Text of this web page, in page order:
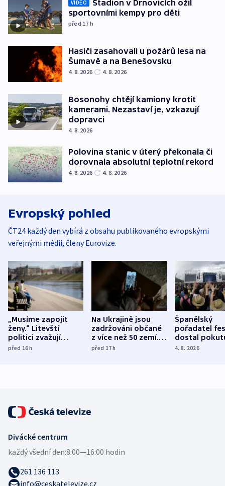
VIDEO
Stadion v Drnovicích ožil
sportovními kempy pro děti
před 17 h
Hasiči zasahovali u požárů lesa na
Šumavě a na Benešovsku
4. 8. 2026 4. 8. 2026
Bosonohy chtějí kamiony krotit
kamerami. Nezastaví je, vzkazují
dopravci
4. 8. 2026
Polovina stanic v úterý překonala či
dorovnala absolutní teplotní rekord
4. 8. 2026 4. 8. 2026
Evropský pohled
ČT24 každý den vybírá z obsahu publikovaného evropskými
veřejnými médii, členy Eurovize.
„Musíme zapojit
ženy.“ Litevští
politici zvažují
dohodu o
před 16h
Na Ukrajině jsou
zadržováni občané
z více než 50 zemí.
Bojovali na straně
před 17h
Španělský
pořadatel
dostal
nekalé
4. 8. 2026
Divácké centrum
každý všední den:8:00—16:00 hodin
261 136 113
info@ceskatelevize.cz